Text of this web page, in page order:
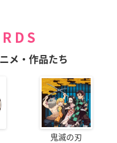
メ・作品たち
鬼滅の刃